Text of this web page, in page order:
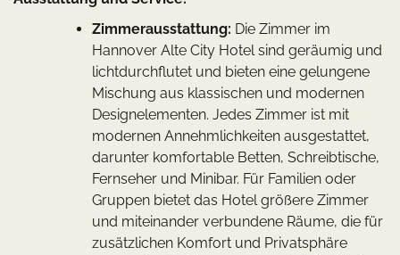
Zimmerausstattung: Die Zimmer im
Hannover Alte City Hotel sind geräumig und
lichtdurchflutet und bieten eine gelungene
Mischung aus klassischen und modernen
Designelementen. Jedes Zimmer ist mit
modernen Annehmlichkeiten ausgestattet,
darunter komfortable Betten, Schreibtische,
Fernseher und Minibar. Für Familien oder
Gruppen bietet das Hotel größere Zimmer
und miteinander verbundene Räume, die für
zusätzlichen Komfort und Privatsphäre